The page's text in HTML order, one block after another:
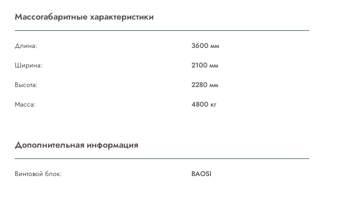
Массогабаритные характеристики
Длина:
3600 мм
Ширина:
2100 мм
Высота:
2280 мм
Масса:
4800 кг
Дополнительная информация
Винтовой блок: BAOSI